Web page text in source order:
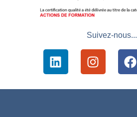
Suivez-nous...